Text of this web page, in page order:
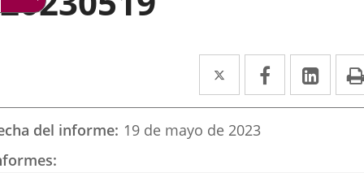
Twitter
Enlace
a
una
Facebook
Enlace
a
a
del informe 19 de mayo de 2023